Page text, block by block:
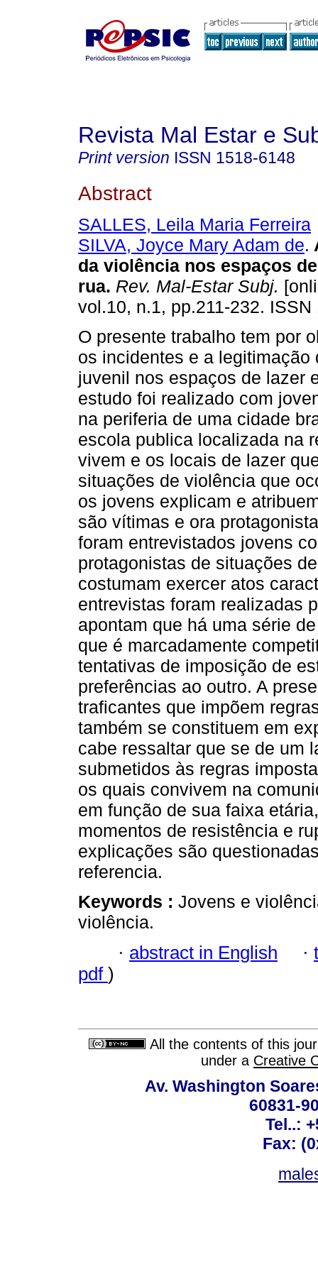
Revista Mal Estar e
Print version ISSN 1518-6148
Abstract
SALLES, Leila Maria Ferreira
SILVA, Joyce Mary Adam de.
da violência nos espaços
rua. Rev. Mal-Estar Subj.
vol.10, n.1, pp.211-232. ISSN
O presente trabalho tem por
os incidentes e a legitimação
juvenil nos espaços de lazer
estudo foi realizado com
na periferia de uma cidade
escola publica localizada na
vivem e os locais de lazer
situações de violência que
os jovens explicam e
são vítimas e ora
foram entrevistados jovens
protagonistas de situações
costumam exercer atos
entrevistas foram realizadas
apontam que há uma série
que é marcadamente
tentativas de imposição de
preferências ao outro. A
traficantes que impõem
também se constituem em
cabe ressaltar que se de um
submetidos às regras
os quais convivem na
em função de sua faixa
momentos de resistência e
explicações são
referencia.
Keywords : Jovens e
violência.
· abstract in English ·
pdf )
All the contents of this
under a Creative
Av. Washington
60831-
Tel..:
Fax: